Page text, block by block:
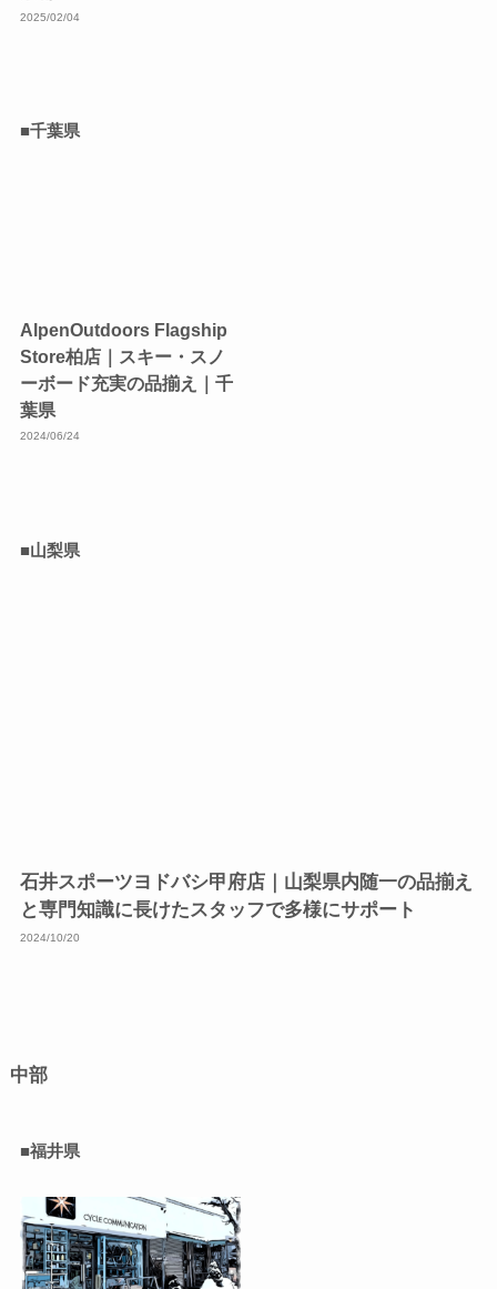
2025/02/04
■千葉県
AlpenOutdoors Flagship
Store柏店｜スキー・スノ
ーボード充実の品揃え｜千
葉県
2024/06/24
■山梨県
石井スポーツヨドバシ甲府店｜山梨県内随一の品揃え
と専門知識に長けたスタッフで多様にサポート
2024/10/20
中部
■福井県